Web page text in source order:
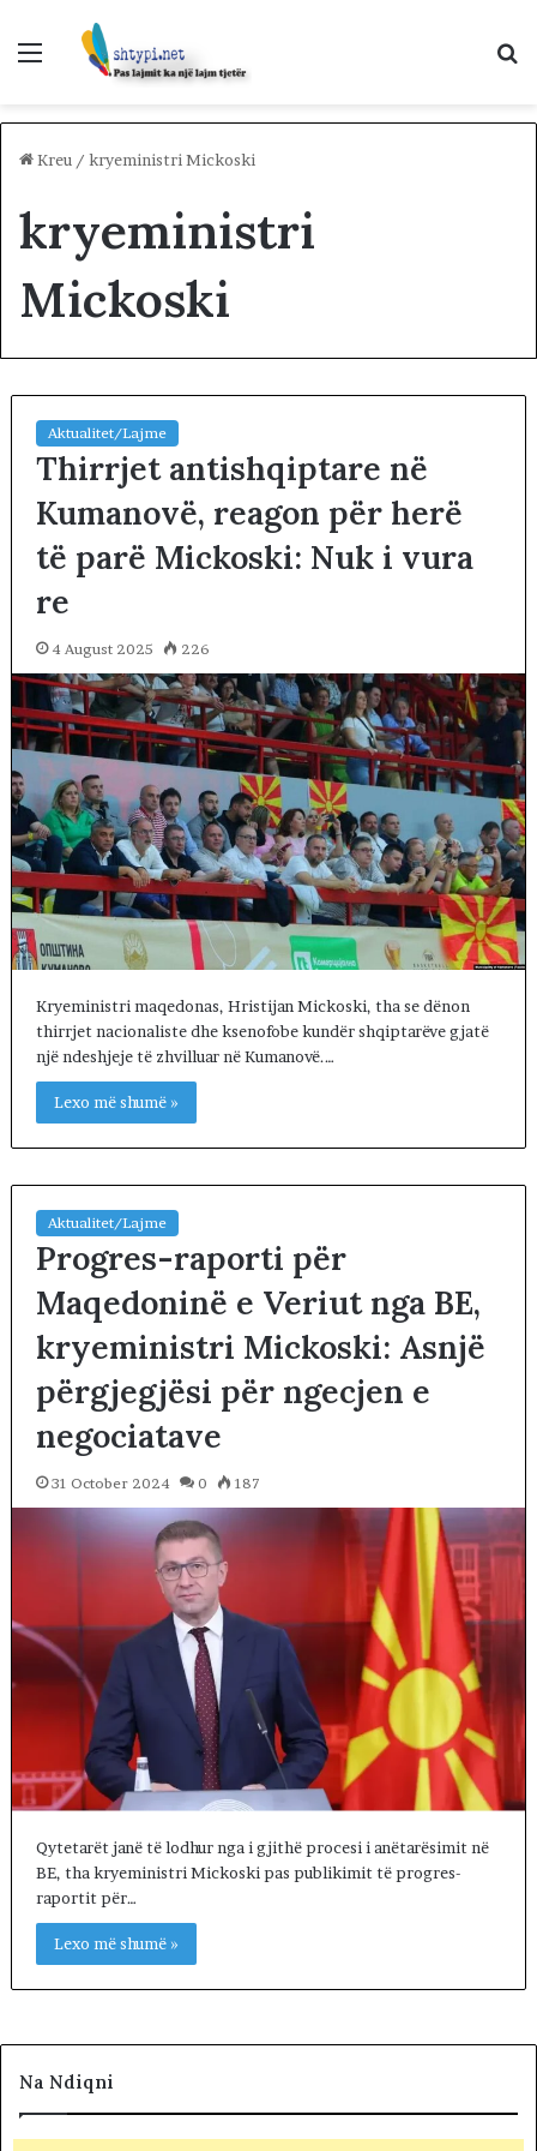
Menu
Kreu / kryeministri Mickoski
kryeministri
Mickoski
Aktualitet/Lajme
Thirrjet antishqiptare në
Kumanovë, reagon për herë
të parë Mickoski: Nuk i vura
re
4 August 2025 226
Kryeministri maqedonas, Hristijan Mickoski, tha se dënon
thirrjet nacionaliste dhe ksenofobe kundër shqiptarëve gjatë
një ndeshjeje të zhvilluar në Kumanovë.…
Lexo më shumë »
Aktualitet/Lajme
Progres-raporti për
Maqedoninë e Veriut nga BE,
kryeministri Mickoski: Asnjë
përgjegjësi për ngecjen e
negociatave
31 October 2024 0 187
Qytetarët janë të lodhur nga i gjithë procesi i anëtarësimit në
BE, tha kryeministri Mickoski pas publikimit të progres-
raportit për…
Lexo më shumë »
Na Ndiqni